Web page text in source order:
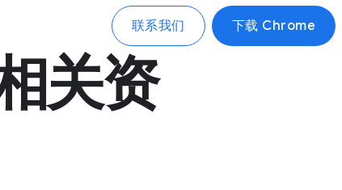
联系我们 下载 Chrome
关资